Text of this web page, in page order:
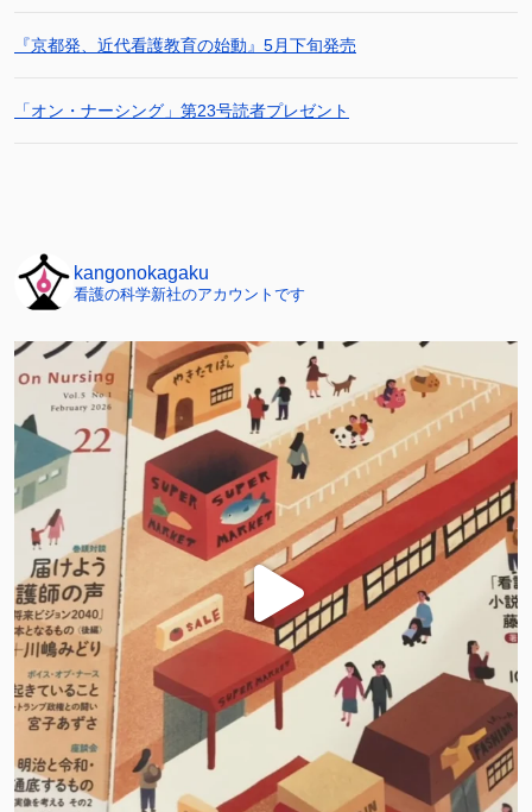
『京都発、近代看護教育の始動』5月下旬発売
「オン・ナーシング」第23号読者プレゼント
kangonokagaku
看護の科学新社のアカウントです